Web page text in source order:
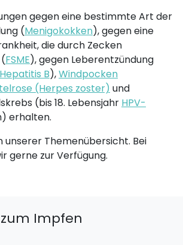
gegen eine bestimmte Art der
(Menigokokken), gegen eine
die durch Zecken
FSME), gegen Leberentzündung
Hepatitis B),Windpocken
(Herpes zoster) und
(bis 18. Lebensjahr HPV-
erhalten.
unserer Themenübersicht. Bei
gerne zur Verfügung.
Impfen